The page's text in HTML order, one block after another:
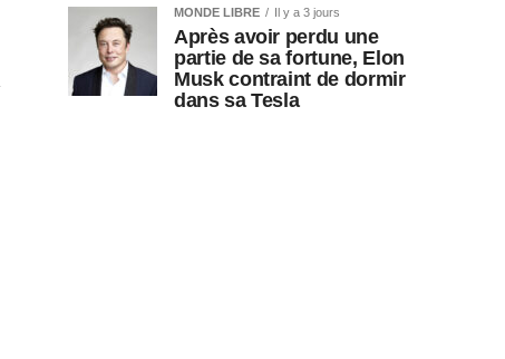
MONDE LIBRE Il y a 3 jours
Après avoir perdu une
partie de sa fortune, Elon
Musk contraint de dormir
dans sa Tesla